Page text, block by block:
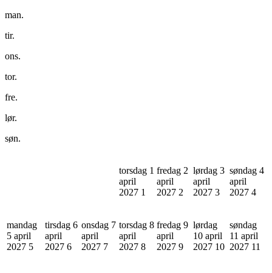
man.
tir.
ons.
tor.
fre.
lør.
søn.
torsdag 1
april
2027 1
fredag 2
april
2027 2
lørdag 3
april
2027 3
søndag 4
april
2027 4
mandag
5 april
2027 5
tirsdag 6
april
2027 6
onsdag 7
april
2027 7
torsdag 8
april
2027 8
fredag 9
april
2027 9
lørdag
10 april
2027 10
søndag
11 april
2027 11